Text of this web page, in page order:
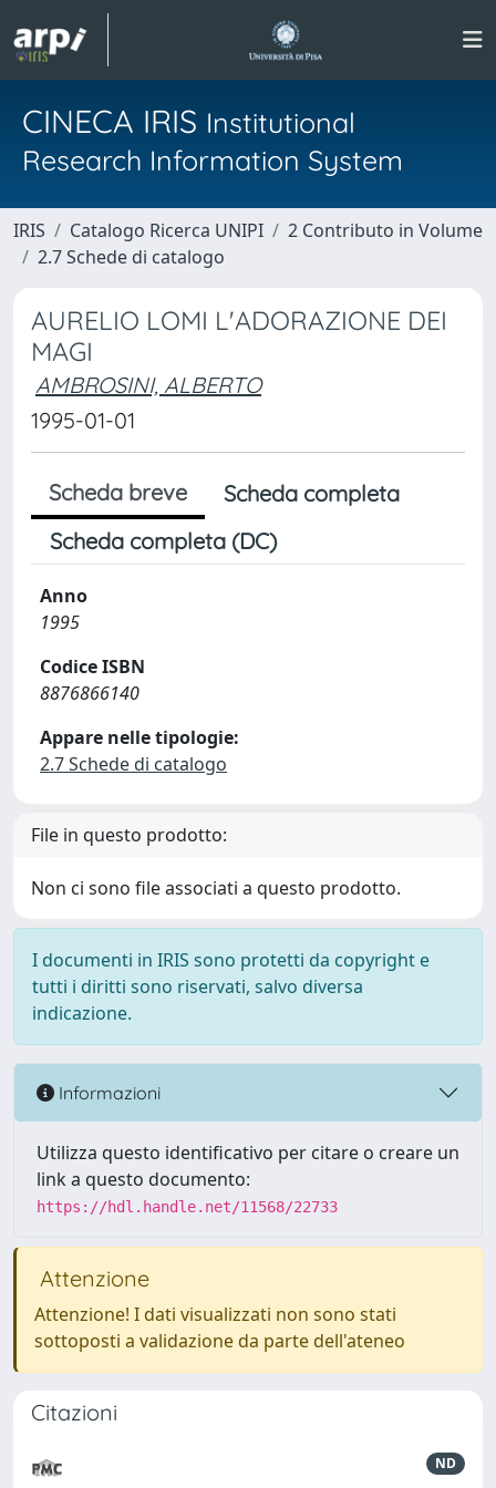
CINECA IRIS Institutional
Research Information System
IRIS Catalogo Ricerca UNIPI
2 Contributo in Volume
2.7 Schede di catalogo
AURELIO LOMI L'ADORAZIONE DEI
MAGI
AMBROSINI, ALBERTO
1995-01-01
Scheda breve
Scheda completa
Scheda completa (DC)
Anno
1995
Codice ISBN
8876866140
Appare nelle tipologie:
2.7 Schede di catalogo
File in questo prodotto:
Non ci sono file associati a questo prodotto.
I documenti in IRIS sono protetti da copyright e
tutti i diritti sono riservati, salvo diversa
indicazione.
Informazioni
Utilizza questo identificativo per citare o creare un
link a questo documento:
https://hdl.handle.net/11568/22733
Attenzione
Attenzione! I dati visualizzati non sono stati
sottoposti a validazione da parte dell'ateneo
Citazioni
ND